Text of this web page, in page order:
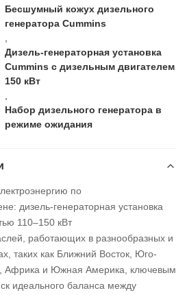
Бесшумный кожух дизельного
генератора Cummins
Дизель-генераторная установка
Cummins с дизельным двигателем
150 кВт
Набор дизельного генератора в
режиме ожидания
по
дизель-генераторная установка
110–150 кВт
работающих в разнообразных и
таких как Ближний Восток, Юго-
Африка и Южная Америка, ключевым
идеального баланса между